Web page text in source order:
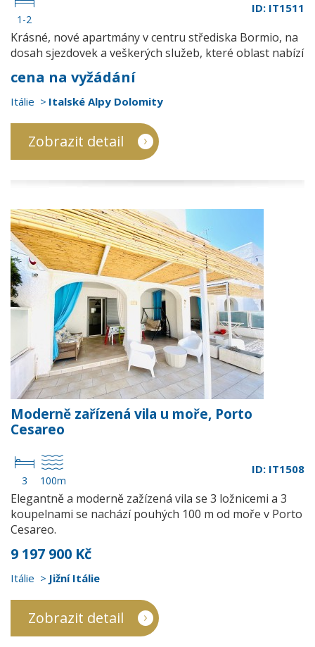
1-2
ID: IT1511
Krásné, nové apartmány v centru střediska Bormio, na
dosah sjezdovek a veškerých služeb, které oblast nabízí
cena na vyžádání
Itálie Italské Alpy Dolomity
Zobrazit detail
Moderně zařízená vila u moře, Porto
Cesareo
3 100m
ID: IT1508
Elegantně a moderně zažízená vila se 3 ložnicemi a 3
koupelnami se nachází pouhých 100 m od moře v Porto
Cesareo.
9 197 900 Kč
Itálie Jižní Itálie
Zobrazit detail